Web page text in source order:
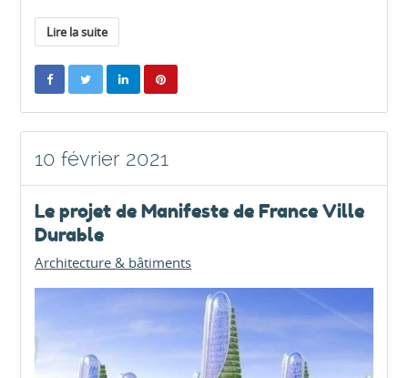
Lire la suite
10 février 2021
Le projet de Manifeste de France Ville
Durable
Architecture & bâtiments